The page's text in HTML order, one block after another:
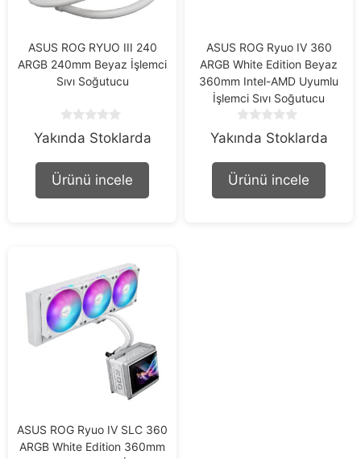
ASUS ROG RYUO III 240
ARGB 240mm Beyaz İşlemci
Sıvı Soğutucu
o
o
f
Yakında Stoklarda
Ürünü incele
ASUS ROG Ryuo IV 360
ARGB White Edition Beyaz
360mm Intel-AMD Uyumlu
İşlemci Sıvı Soğutucu
o
o
f
Yakında Stoklarda
Ürünü incele
ASUS ROG Ryuo IV SLC 360
ARGB White Edition 360mm